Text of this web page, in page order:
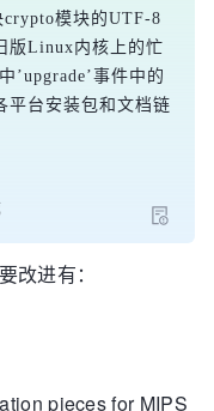
模块的UTF-8
版Linux内核上的忙
’upgrade’事件中的
平台安装包和文档链
改进有：
pieces for MIPS